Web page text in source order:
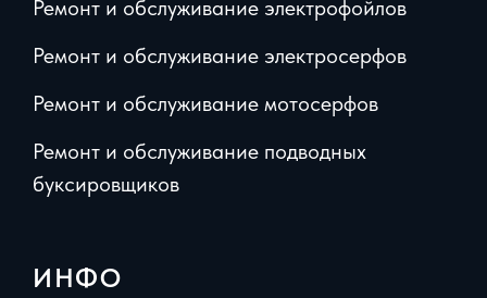
Ремонт и обслуживание электрофойлов
Ремонт и обслуживание электросерфов
Ремонт и обслуживание мотосерфов
Ремонт и обслуживание подводных
буксировщиков
ИНФО